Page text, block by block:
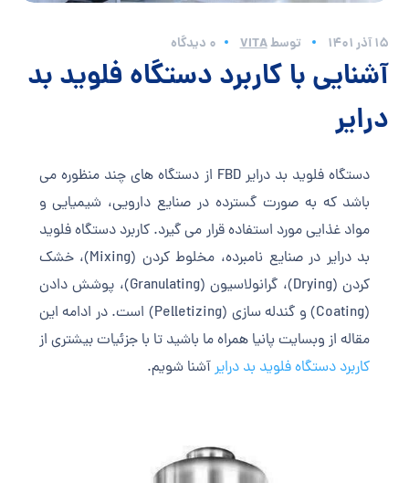
15 آذر 1401 توسطVITA 0 دیدگاه
آشنایی با کاربرد دستگاه فلوید بد
درایر
دستگاه فلوید بد درایر FBD از دستگاه های چند منظوره می
باشد که به صورت گسترده در صنایع دارویی، شیمیایی و
مواد غذایی مورد استفاده قرار می گیرد. کاربرد دستگاه فلوید
بد درایر در صنایع نامبرده، مخلوط کردن (Mixing)، خشک
کردن (Drying)، گرانولاسیون (Granulating)، پوشش دادن
(Coating) و گندله سازی (Pelletizing) است. در ادامه این
مقاله از وبسایت پانیا همراه ما باشید تا با جزئیات بیشتری از
کاربرد دستگاه فلوید بد درایرآشنا شویم.